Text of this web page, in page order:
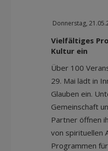
Donnerstag,
Vielfältiges
Kultur ein
Über 100
29. Mai lädt in
Glauben ein.
Gemeinschaft
Partner öffnen
von spirituellen
Programmen